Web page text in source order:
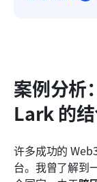
案例分析
Lark 的
许多成功的
台。我曾了解到